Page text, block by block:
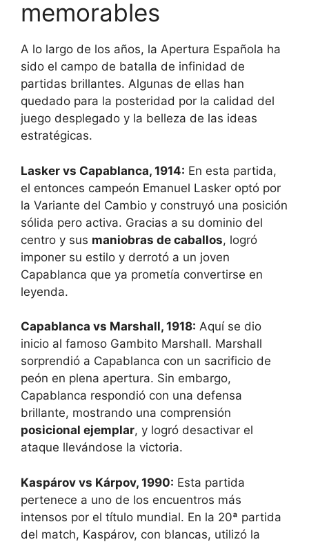
memorables
A lo largo de los años, la Apertura Española ha
sido el campo de batalla de infinidad de
partidas brillantes. Algunas de ellas han
quedado para la posteridad por la calidad del
juego desplegado y la belleza de las ideas
estratégicas.
Lasker vs Capablanca, 1914: En esta partida,
el entonces campeón Emanuel Lasker optó por
la Variante del Cambio y construyó una posición
sólida pero activa. Gracias a su dominio del
centro y sus maniobras de caballos, logró
imponer su estilo y derrotó a un joven
Capablanca que ya prometía convertirse en
leyenda.
Capablanca vs Marshall, 1918: Aquí se dio
inicio al famoso Gambito Marshall. Marshall
sorprendió a Capablanca con un sacrificio de
peón en plena apertura. Sin embargo,
Capablanca respondió con una defensa
brillante, mostrando una comprensión
posicional ejemplar, y logró desactivar el
ataque llevándose la victoria.
Kaspárov vs Kárpov, 1990: Esta partida
pertenece a uno de los encuentros más
intensos por el título mundial. En la 20ª partida
del match, Kaspárov, con blancas, utilizó la